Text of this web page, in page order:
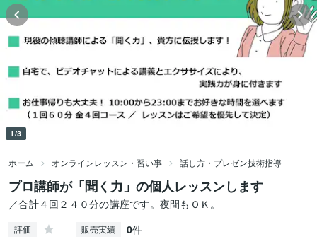
1/3
ホーム オンラインレッスン・習い事 話し方・プレゼン技術指導
プロ講師が「聞く力」の個人レッスンします
／合計４回２４０分の講座です。夜間もＯＫ。
評価 - 販売実績 0件